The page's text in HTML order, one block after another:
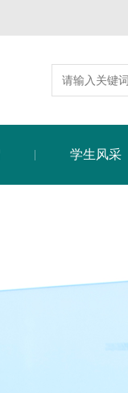
学生风采